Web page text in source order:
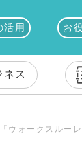
活用 お
ネス
ウォークスルー